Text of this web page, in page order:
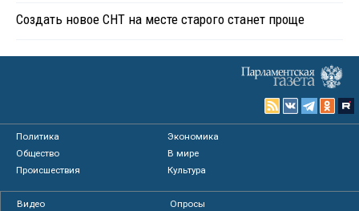
Создать новое СНТ на месте старого станет проще
Политика
Экономика
Общество
В мире
Происшествия
Культура
Видео
Опросы